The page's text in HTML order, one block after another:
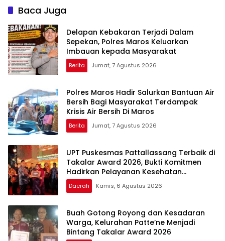
Takalar Menyalakan
Lentera Pengabdian
Melalui Malam Apresiasi
dan Inovasi Award 2026
Baca Juga
Delapan Kebakaran Terjadi Dalam
Sepekan, Polres Maros Keluarkan
Imbauan kepada Masyarakat
Berita Jumat, 7 Agustus 2026
Polres Maros Hadir Salurkan Bantuan Air
Bersih Bagi Masyarakat Terdampak
Krisis Air Bersih Di Maros
Berita Jumat, 7 Agustus 2026
UPT Puskesmas Pattallassang Terbaik di
Takalar Award 2026, Bukti Komitmen
Hadirkan Pelayanan Kesehatan
Berkualitas
Daerah Kamis, 6 Agustus 2026
Buah Gotong Royong dan Kesadaran
Warga, Kelurahan Patte’ne Menjadi
Bintang Takalar Award 2026